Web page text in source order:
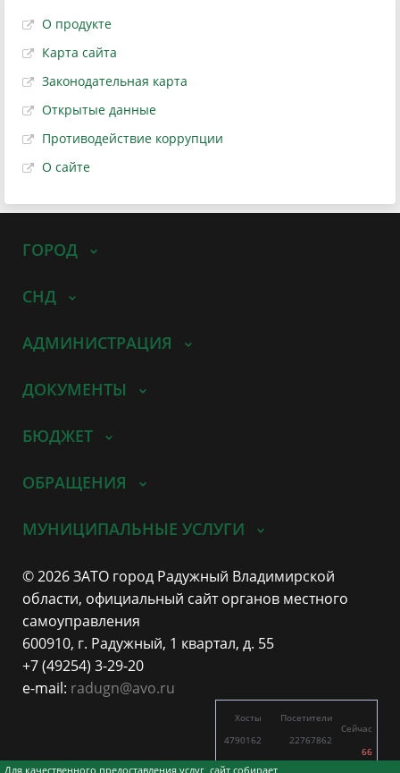
О продукте
Карта сайта
Законодательная карта
Открытые данные
Противодействие коррупции
О сайте
Для качественного предоставления услуг, сайт собирает
ГОРОД
СНД
АДМИНИСТРАЦИЯ
ДОКУМЕНТЫ
БЮДЖЕТ
ОБРАЩЕНИЯ
МУНИЦИПАЛЬНЫЕ УСЛУГИ
© 2026 ЗАТО город Радужный Владимирской
области, официальный сайт органов местного
самоуправления
600910, г. Радужный, 1 квартал, д. 55
+7 (49254) 3-29-20
e-mail: radugn@avo.ru
Хосты
4790162
7774
Посетители
22767862
16315
Сейчас
66